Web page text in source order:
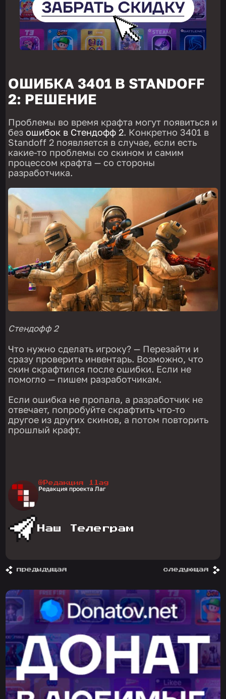
ОШИБКА 3401 В STANDOFF
2: РЕШЕНИЕ
Проблемы во время крафта могут появиться и
безошибок в Стендофф 2. Конкретно 3401 в
Standoff 2 появляется в случае, если есть
какие-то проблемы со скином и самим
процессом крафта — со стороны
разработчика.
Стендофф 2
Что нужно сделать игроку? — Перезайти и
сразу проверить инвентарь. Возможно, что
скин скрафтился после ошибки. Если не
помогло — пишем разработчикам.
Если ошибка не пропала, а разработчик не
отвечает, попробуйте скрафтить что-то
другое из других скинов, а потом повторить
прошлый крафт.
@Редакция 1lag
Редакция проекта Лаг
Наш Телеграм
предыдущая следующая